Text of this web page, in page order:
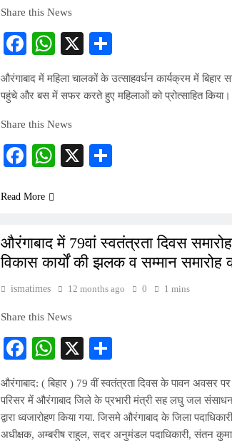
Share this News
Facebook
WhatsApp
X
औरंगाबाद में महिला चालकों के उत्साहवर्धन कार्यक्रम में
पहुंचे और बस में सफर करते हुए महिलाओं को प्रोत्साहित किया।
Share this News
Facebook
WhatsApp
X
Read More
औरंगाबाद में 79वां स्वतंत्रता दिवस
विकास कार्यों की झलक व सम्मान
ismatimes 12 months ago 0 1 mins
Share this News
Facebook
WhatsApp
X
औरंगाबाद: ( बिहार ) 79 वीं स्वतंत्रता दिवस के पावन अवसर
परिसर में औरंगाबाद जिले के प्रभारी मंत्री सह लघु जल
द्वारा ध्वजारोहण किया गया. जिसमे औरंगाबाद के जिला
अधीक्षक, अम्बरीष राहुल, सदर अनुमंडल पदाधिकारी, संतन